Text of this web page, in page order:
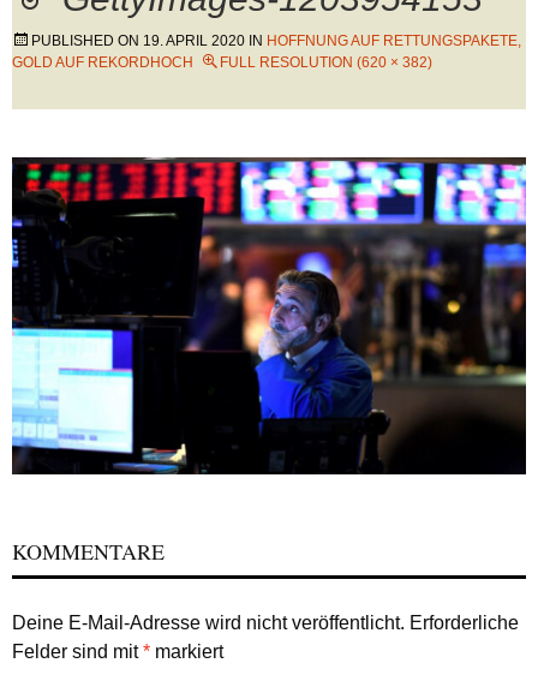
PUBLISHED ON 19. APRIL 2020 IN HOFFNUNG AUF RETTUNGSPAKETE,
GOLD AUF REKORDHOCH
FULL RESOLUTION (620 × 382)
KOMMENTARE
Deine E-Mail-Adresse wird nicht veröffentlicht. Erforderliche
Felder sind mit* markiert